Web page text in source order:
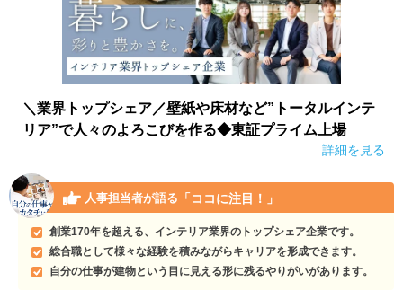
＼業界トップシェア／壁紙や床材など”トータルインテ
リア”で人々のよろこびを作る◆東証プライム上場
詳細を見る
人事担当者が語る 「ココに注目！」
創業170年を超える、インテリア業界のトップシェア企業です。
総合職として様々な経験を積みながらキャリアを形成できます。
自分の仕事が建物という目に見える形に残るやりがいがあります。